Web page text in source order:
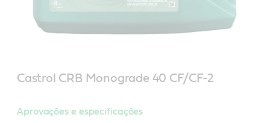
Castrol CRB Monograde 40 CF/CF-2
Aprovações e especificações